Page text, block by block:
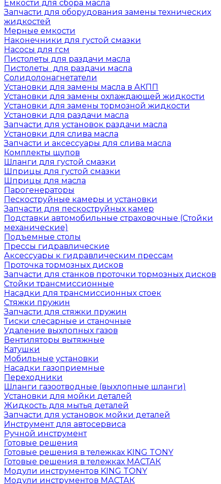
Емкости для сбора масла
Запчасти для оборудования замены технических
жидкостей
Мерные емкости
Наконечники для густой смазки
Насосы для гсм
Пистолеты для раздачи масла
Пистолеты для раздачи масла
Солидолонагнетатели
Установки для замены масла в АКПП
Установки для замены охлаждающей жидкости
Установки для замены тормозной жидкости
Установки для раздачи масла
Запчасти для установок раздачи масла
Установки для слива масла
Запчасти и аксессуары для слива масла
Комплекты щупов
Шланги для густой смазки
Шприцы для густой смазки
Шприцы для масла
Парогенераторы
Пескоструйные камеры и установки
Запчасти для пескоструйных камер
Подставки автомобильные страховочные (Стойки
механические)
Подъемные столы
Прессы гидравлические
Аксессуары к гидравлическим прессам
Проточка тормозных дисков
Запчасти для станков проточки тормозных дисков
Стойки трансмиссионные
Насадки для трансмиссионных стоек
Стяжки пружин
Запчасти для стяжки пружин
Тиски слесарные и станочные
Удаление выхлопных газов
Вентиляторы вытяжные
Катушки
Мобильные установки
Насадки газоприемные
Переходники
Шланги газоотводные (выхлопные шланги)
Установки для мойки деталей
Жидкость для мытья деталей
Запчасти для установок мойки деталей
Инструмент для автосервиса
Ручной инструмент
Готовые решения
Готовые решения в тележках KING TONY
Готовые решения в тележках МАСТАК
Модули инструментов KING TONY
Модули инструментов МАСТАК